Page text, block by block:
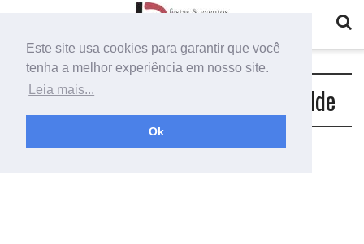
Este site usa cookies para garantir que você
tenha a melhor experiência em nosso site.
Leia mais...
Ok
Tag:numero cinco aniversario molde